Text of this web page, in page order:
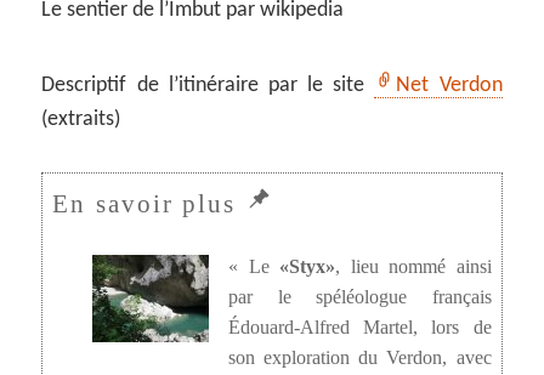
Le sentier de l’Imbut par wikipedia
Descriptif de l’itinéraire par le site
Net Verdon
(extraits)
« Le «Styx», lieu nommé ainsi
par le spéléologue français
Édouard-Alfred Martel, lors de
son exploration du Verdon, avec